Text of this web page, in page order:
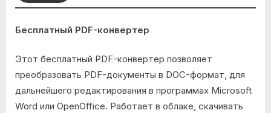
Бесплатный PDF-конвертер
Этот бесплатный PDF-конвертер позволяет
преобразовать PDF-документы в DOC-формат, для
дальнейшего редактирования в программах Microsoft
Word или OpenOffice. Работает в облаке, скачивать